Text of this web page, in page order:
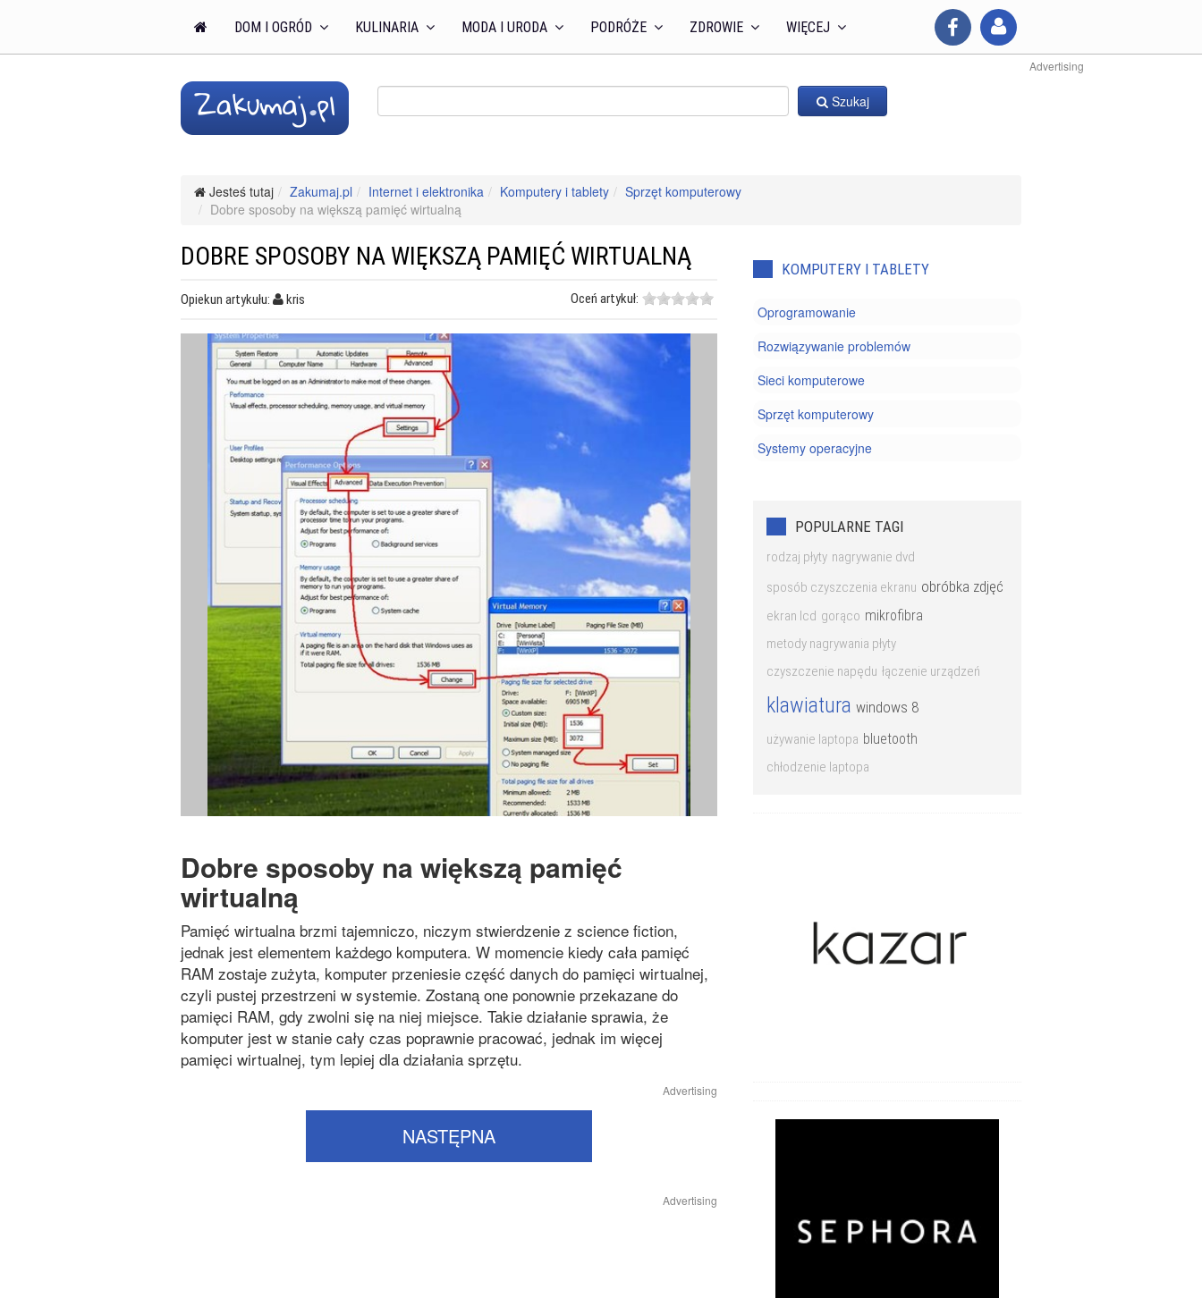
DOM I OGRÓD KULINARIA MODA I URODA PODRÓŻE ZDROWIE WIĘCEJ
Advertising
Szukaj
Jesteś tutaj Zakumaj.pl Internet i elektronika Komputery i tablety
Sprzęt komputerowy
Dobre sposoby na większą pamięć wirtualną
DOBRE SPOSOBY NA WIĘKSZĄ PAMIĘĆ WIRTUALNĄ
Opiekun artykułu: kris Oceń artykuł:
Dobre sposoby na większą pamięć
wirtualną
Pamięć wirtualna brzmi tajemniczo, niczym stwierdzenie z science fiction,
jednak jest elementem każdego komputera. W momencie kiedy cała pamięć
RAM zostaje zużyta, komputer przeniesie część danych do pamięci wirtualnej,
czyli pustej przestrzeni w systemie. Zostaną one ponownie przekazane do
pamięci RAM, gdy zwolni się na niej miejsce. Takie działanie sprawia, że
komputer jest w stanie cały czas poprawnie pracować, jednak im więcej
pamięci wirtualnej, tym lepiej dla działania sprzętu.
Advertising
NASTĘPNA
Advertising
KOMPUTERY I TABLETY
Oprogramowanie
Rozwiązywanie problemów
Sieci komputerowe
Sprzęt komputerowy
Systemy operacyjne
POPULARNE TAGI
rodzaj płyty nagrywanie dvd
sposób czyszczenia ekranu obróbka zdjęć
ekran lcd gorąco mikrofibra
metody nagrywania płyty
czyszczenie napędu łączenie urządzeń
klawiatura windows 8
używanie laptopa bluetooth
chłodzenie laptopa